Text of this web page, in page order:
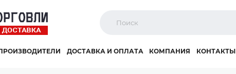
ДОСТАВКА И ОПЛАТА КОМПАНИЯ КОНТАКТЫ